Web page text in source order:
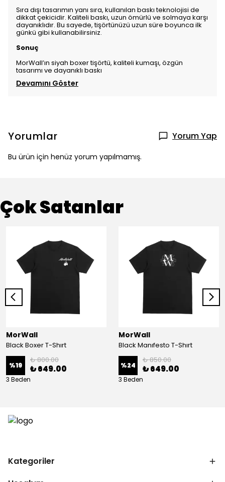
Sıra dışı tasarımın yanı sıra, kullanılan baskı teknolojisi de
dikkat çekicidir. Kaliteli baskı, uzun ömürlü ve solmaya karşı
dayanıklıdır. Bu sayede, tişörtünüzü uzun süre boyunca ilk
günkü gibi kullanabilirsiniz.
Sonuç
MorWall’ın siyah boxer tişörtü, kaliteli kumaşı, özgün
tasarımı ve dayanıklı baskı
Devamını Göster
Yorumlar Yorum Yap
Bu ürün için henüz yorum yapılmamış.
Çok Satanlar
MorWall
Black Boxer T-Shırt
%19
₺ 800.00
₺ 649.00
3 Beden
MorWall
Black Manıfesto T-Shırt
%24
₺ 850.00
₺ 649.00
3 Beden
Kategoriler